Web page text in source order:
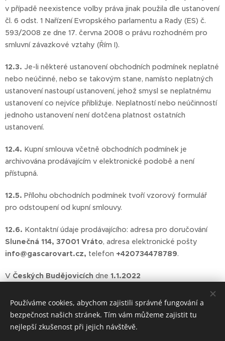
v případě neexistence volby práva jinak použila dle ustanovení
čl. 6 odst. 1 Nařízení Evropského parlamentu a Rady (ES) č.
593/2008 ze dne 17. června 2008 o právu rozhodném pro
smluvní závazkové vztahy (Řím I).
12.3. Je-li některé ustanovení obchodních podmínek neplatné
nebo neúčinné, nebo se takovým stane, namísto neplatných
ustanovení nastoupí ustanovení, jehož smysl se neplatnému
ustanovení co nejvíce přibližuje. Neplatností nebo neúčinností
jednoho ustanovení není dotčena platnost ostatních
ustanovení.
12.4. Kupní smlouva včetně obchodních podmínek je
archivována prodávajícím v elektronické podobě a není
přístupná.
12.5. Přílohu obchodních podmínek tvoří vzorový formulář
pro odstoupení od kupní smlouvy.
12.6. Kontaktní údaje prodávajícího: adresa pro doručování
Slunečná 114, 37001 Vráto, adresa elektronické pošty
info@gascarovart.cz, telefon +420734478789.
V Českých Budějovicích dne 1.1.2022
Používáme cookies, abychom zajistili správné fungování a
bezpečnost našich stránek. Tím vám můžeme zajistit tu
nejlepší zkušenost při jejich návštěvě.